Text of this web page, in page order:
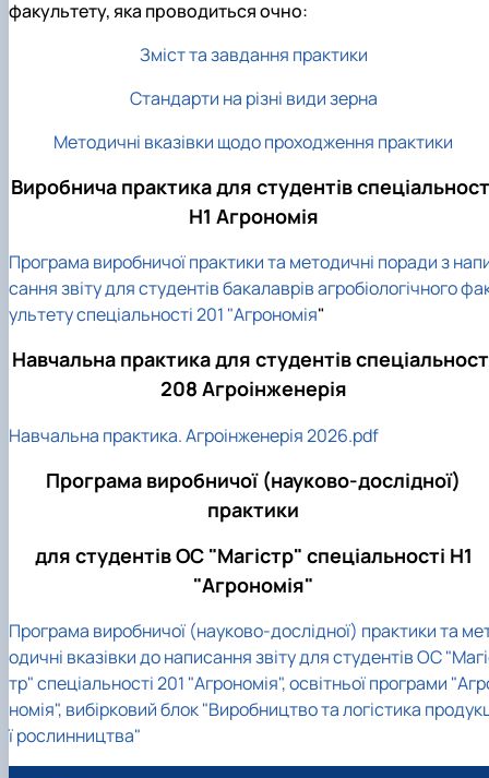
факультету, яка проводиться очно:
Зміст та завдання практики
Стандарти на різні види зерна
Методичні вказівки щодо проходження практики
Виробнича практика для студентів
Н1 Агрономія
Програма виробничої практики та методичні поради з
сання звіту для студентів бакалаврів агробіологічного
ультету спеціальності 201 "Агрономія"
Навчальна практика для студентів
208 Агроінженерія
Навчальна практика. Агроінженерія 2026.pdf
Програма виробничої (науково-дослідної)
практики
для студентів ОС "Магістр" спеціальності Н1
"Агрономія"
Програма виробничої (науково-дослідної) практики та
одичні вказівки до написання звіту для студентів ОС
тр" спеціальності 201 "Агрономія", освітньої програми
номія", вибірковий блок "Виробництво та логістика
ї рослинництва"